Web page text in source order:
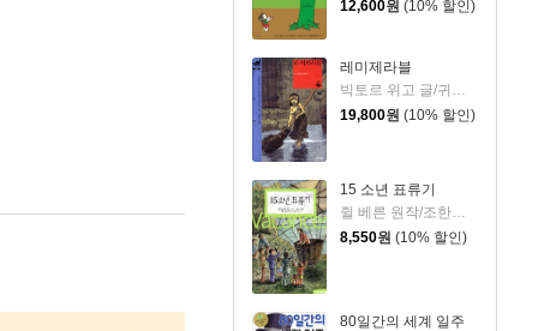
12,600원 (10% 할인)
레미제라블
빅토르 위고 글/귀스타브 브리옹 그림/염명순 역
19,800원 (10% 할인)
15 소년 표류기
8,550원 (10% 할인)
80일간의 세계 일주